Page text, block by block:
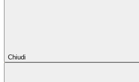
Chiudi